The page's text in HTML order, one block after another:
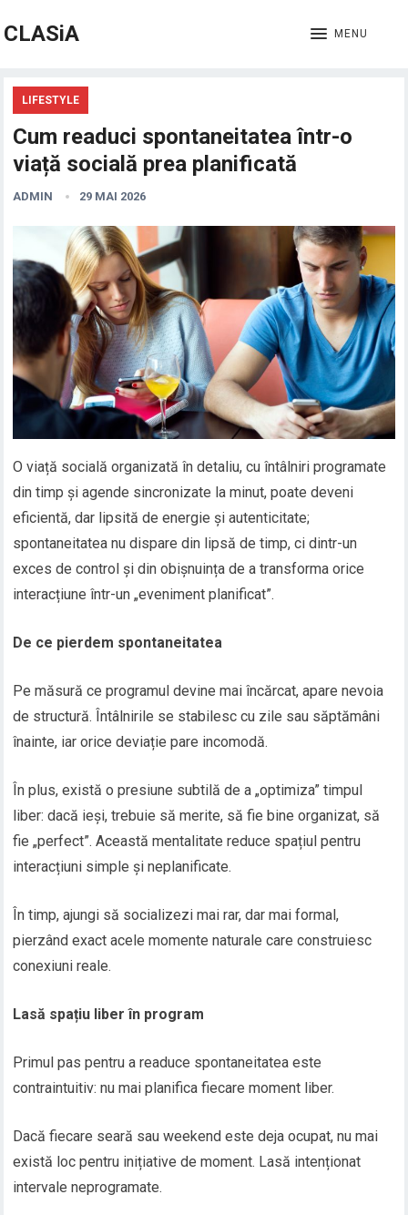
CLASiA MENU
LIFESTYLE
Cum readuci spontaneitatea într-o
viață socială prea planificată
ADMIN 29 MAI 2026
O viață socială organizată în detaliu, cu întâlniri programate
din timp și agende sincronizate la minut, poate deveni
eficientă, dar lipsită de energie și autenticitate;
spontaneitatea nu dispare din lipsă de timp, ci dintr-un
exces de control și din obișnuința de a transforma orice
interacțiune într-un „eveniment planificat”.
De ce pierdem spontaneitatea
Pe măsură ce programul devine mai încărcat, apare nevoia
de structură. Întâlnirile se stabilesc cu zile sau săptămâni
înainte, iar orice deviație pare incomodă.
În plus, există o presiune subtilă de a „optimiza” timpul
liber: dacă ieși, trebuie să merite, să fie bine organizat, să
fie „perfect”. Această mentalitate reduce spațiul pentru
interacțiuni simple și neplanificate.
În timp, ajungi să socializezi mai rar, dar mai formal,
pierzând exact acele momente naturale care construiesc
conexiuni reale.
Lasă spațiu liber în program
Primul pas pentru a readuce spontaneitatea este
contraintuitiv: nu mai planifica fiecare moment liber.
Dacă fiecare seară sau weekend este deja ocupat, nu mai
există loc pentru inițiative de moment. Lasă intenționat
intervale neprogramate.